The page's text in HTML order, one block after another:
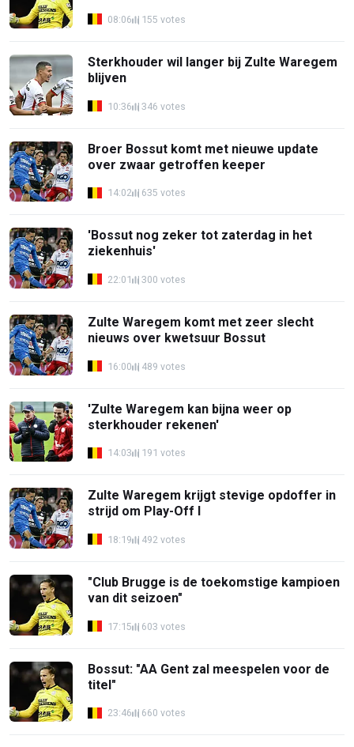
08:06 155 votes
Sterkhouder wil langer bij Zulte Waregem
blijven
10:36 346 votes
Broer Bossut komt met nieuwe update
over zwaar getroffen keeper
14:02 635 votes
'Bossut nog zeker tot zaterdag in het
ziekenhuis'
22:01 300 votes
Zulte Waregem komt met zeer slecht
nieuws over kwetsuur Bossut
16:00 489 votes
'Zulte Waregem kan bijna weer op
sterkhouder rekenen'
14:03 191 votes
Zulte Waregem krijgt stevige opdoffer in
strijd om Play-Off I
18:19 492 votes
"Club Brugge is de toekomstige kampioen
van dit seizoen"
17:15 603 votes
Bossut: "AA Gent zal meespelen voor de
titel"
23:46 660 votes